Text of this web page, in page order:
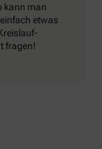
kann man
etwas
fragen!